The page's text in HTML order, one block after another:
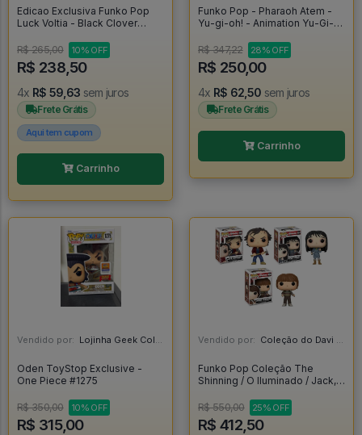
Edicao Exclusiva Funko Pop
Luck Voltia - Black Clover
R$ 265,00
10% OFF
R$ 238,50
4x R$ 59,63 sem juros
Frete Grátis
Aqui tem cupom
Carrinho
Funko Pop - Pharaoh Atem -
Yu-gi-oh! - Animation Yu-Gi-
R$ 347,22
28% OFF
R$ 250,00
4x R$ 62,50 sem juros
Frete Grátis
Carrinho
Vendido por: Lojinha Geek Colecionáveis - DF
Oden ToyStop Exclusive -
One Piece #1275
R$ 350,00 10% OFF
R$ 315,00
Vendido por: Coleção do Davi - RJ
Funko Pop Coleção The
Shinning / O Iluminado / Jack,
Iluminado #456
R$ 550,00 25% OFF
R$ 412,50